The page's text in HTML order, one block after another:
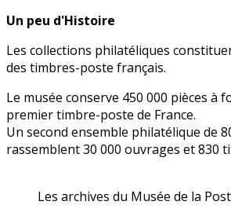
Un peu d'Histoire
Les collections philatéliques
des timbres-poste français.
Le musée conserve 450 000 pièces
premier timbre-poste de France.
Un second ensemble philatélique de
rassemblent 30 000 ouvrages et 830
Les archives du Musée de la